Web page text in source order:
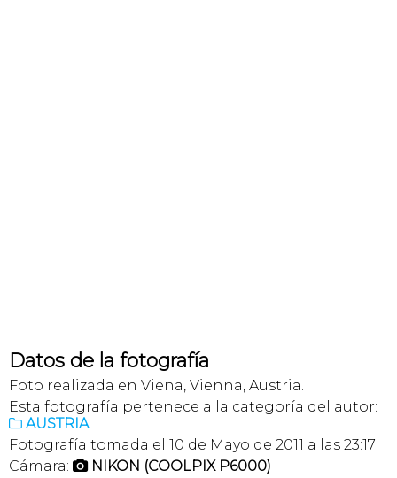
Datos de la fotografía
Foto realizada en Viena, Vienna, Austria.
Esta fotografía pertenece a la categoría del autor:
 AUSTRIA
Fotografía tomada el 10 de Mayo de 2011 a las 23:17
Cámara:  NIKON (COOLPIX P6000)